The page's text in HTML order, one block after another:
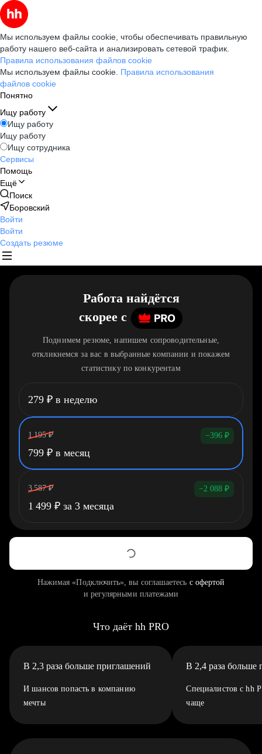
Мы используем файлы cookie, чтобы обеспечивать правильную
работу нашего веб-сайта и анализировать сетевой трафик.
Правила использования файлов cookie
Мы используем файлы cookie. Правила использования
файлов cookie
Понятно
Ищу работу
Ищу работу
Ищу работу
Ищу сотрудника
Сервисы
Помощь
Ещё
Поиск
Боровский
Войти
Войти
Создать резюме
Работа найдётся
скорее c
Поднимем резюме, напишем сопроводительные,
откликнемся за вас в выбранные компании и покажем
статистику по конкурентам
279 ₽ в неделю
1 195 ₽ −396 ₽
799 ₽ в месяц
3 587 ₽ −2 088 ₽
1 499 ₽ за 3 месяца
Нажимая «Подключить», вы соглашаетесь с офертой
и регулярными платежами
Что даёт hh PRO
В 2,3 раза больше приглашений
И шансов попасть в компанию
мечты
В 2,4 раза больше
Специалистов с hh
чаще